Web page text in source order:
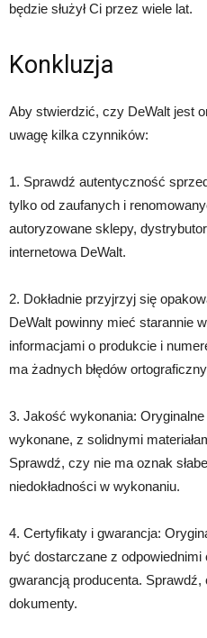
będzie służył Ci przez wiele lat.
Konkluzja
Aby stwierdzić, czy DeWalt jest
uwagę kilka czynników:
1. Sprawdź autentyczność
tylko od zaufanych i
autoryzowane sklepy,
internetowa DeWalt.
2. Dokładnie przyjrzyj się
DeWalt powinny mieć starannie
informacjami o produkcie i
ma żadnych błędów
3. Jakość wykonania:
wykonane, z solidnymi
Sprawdź, czy nie ma oznak
niedokładności w wykonaniu.
4. Certyfikaty i gwarancja:
być dostarczane z
gwarancją producenta.
dokumenty.